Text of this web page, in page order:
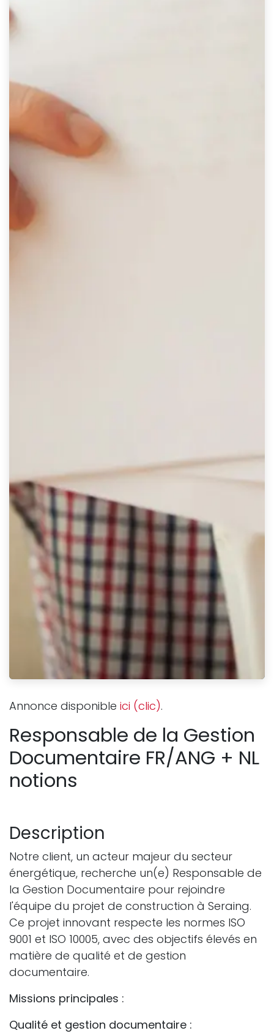
Annonce disponible ici (clic).
Responsable de la Gestion
Documentaire FR/ANG + NL
notions
Description
Notre client, un acteur majeur du secteur
énergétique, recherche un(e) Responsable de
la Gestion Documentaire pour rejoindre
l'équipe du projet de construction à Seraing.
Ce projet innovant respecte les normes ISO
9001 et ISO 10005, avec des objectifs élevés en
matière de qualité et de gestion
documentaire.
Missions principales :
Qualité et gestion documentaire :